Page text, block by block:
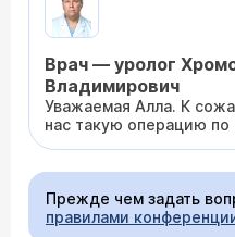
Врач — уролог
Владимирович
Уважаемая Алла. К
нас такую операцию
Прежде чем задать
правилами